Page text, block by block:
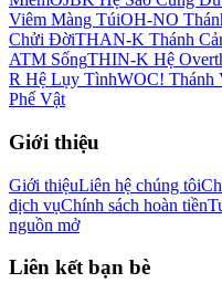
Viêm Màng TúiOH-NO
Chửi ĐờiTHAN-K Thánh
ATM SốngTHIN-K Hệ
R Hệ Lụy TìnhWOC! Thánh
Phế Vật
Giới thiệu
Giới thiệuLiên hệ chúng tôi
dịch vụChính sách hoàn tiền
nguồn mở
Liên kết bạn bè